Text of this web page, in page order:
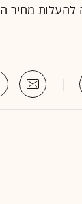
לגייס ■ החליטה